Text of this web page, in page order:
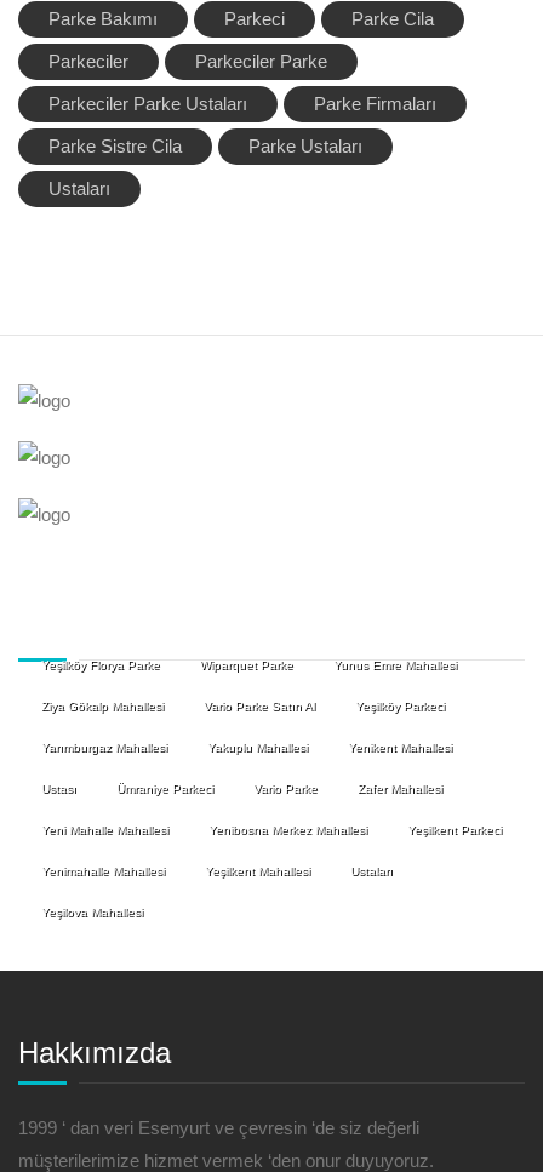
Parke Bakımı Parkeci Parke Cila
Parkeciler Parkeciler Parke
Parkeciler Parke Ustaları Parke Firmaları
Parke Sistre Cila Parke Ustaları
Ustaları
Yeşilköy Florya Parke Wiparquet Parke Yunus Emre Mahallesi
Ziya Gökalp Mahallesi Vario Parke Satın Al Yeşilköy Parkeci
Yarımburgaz Mahallesi Yakuplu Mahallesi Yenikent Mahallesi
Ustası Ümraniye Parkeci Vario Parke Zafer Mahallesi
Yeni Mahalle Mahallesi Yenibosna Merkez Mahallesi Yeşilkent Parkeci
Yenimahalle Mahallesi Yeşilkent Mahallesi Ustaları
Yeşilova Mahallesi
Hakkımızda
1999 ‘ dan veri Esenyurt ve çevresin ‘de siz değerli
müşterilerimize hizmet vermek ‘den onur duyuyoruz.